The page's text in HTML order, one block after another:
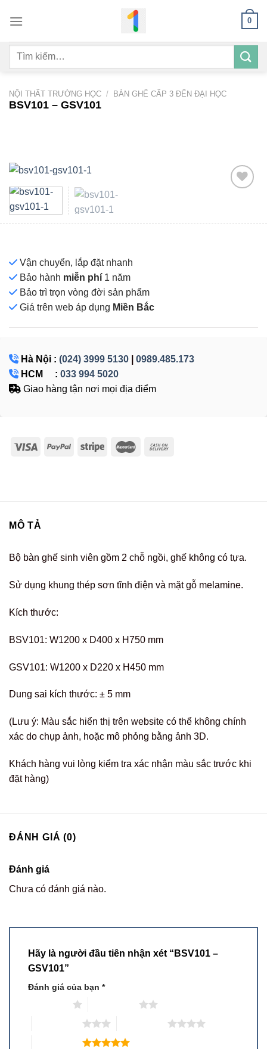
qua
dung
0
Tìm
NỘI THẤT TRƯỜNG HỌC / BÀN GHẾ CẤP 3 ĐẾN ĐẠI HỌC
BSV101 – GSV101
Vận chuyển, lắp đặt nhanh
Bảo hành miễn phí 1 năm
Bảo trì trọn vòng đời sản phẩm
Giá trên web áp dụng Miền Bắc
Hà Nội : (024) 3999 5130
0989.485.173
HCM : 033 994 5020
Giao hàng tận nơi mọi địa điểm
MÔ TẢ
Bộ bàn ghế sinh viên gồm 2 chỗ ngồi, ghế không có tựa.
Sử dụng khung thép sơn tĩnh điện và mặt gỗ melamine.
Kích thước:
BSV101: W1200 x D400 x H750 mm
GSV101: W1200 x D220 x H450 mm
Dung sai kích thước: ± 5 mm
(Lưu ý: Màu sắc hiển thị trên website có thể không chính
xác do chụp ảnh, hoặc mô phỏng bằng ảnh 3D.
Khách hàng vui lòng kiểm tra xác nhận màu sắc trước khi
đặt hàng)
ĐÁNH GIÁ (0)
Đánh giá
Chưa có đánh giá nào.
Hãy là người đầu tiên nhận xét “BSV101 –
GSV101”
Đánh giá của bạn *